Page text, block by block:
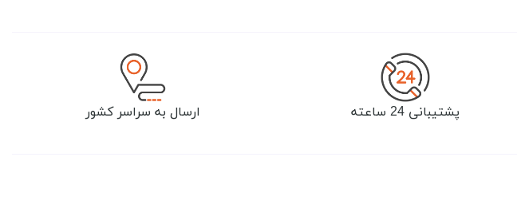
پشتیبانی 24 ساعته ارسال به سراسر کشور